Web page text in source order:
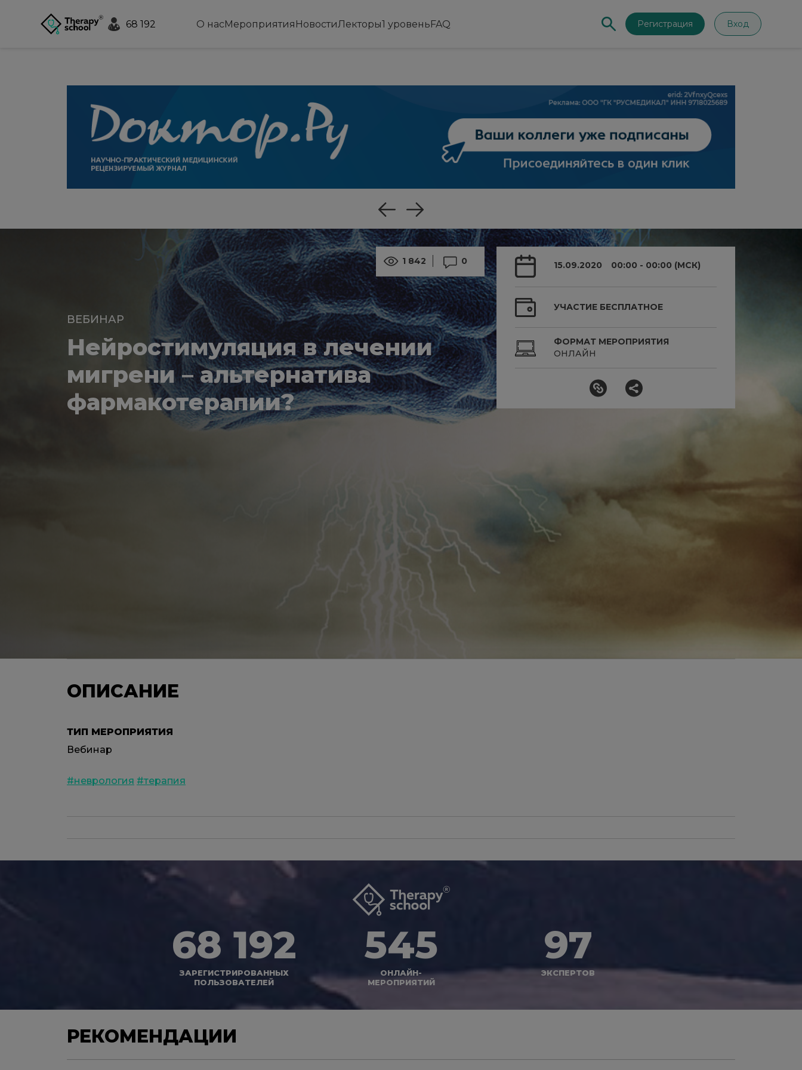
68 192 О насМероприятия НовостиЛекторы1 уровеньFAQ Регистрация Вход
1 842 0
ВЕБИНАР
Нейростимуляция в лечении
мигрени – альтернатива
фармакотерапии?
15.09.2020 00:00 - 00:00 (МСК)
УЧАСТИЕ БЕСПЛАТНОЕ
ФОРМАТ МЕРОПРИЯТИЯ
ОНЛАЙН
ОПИСАНИЕ
ТИП МЕРОПРИЯТИЯ
Вебинар
#неврология #терапия
68 192
ЗАРЕГИСТРИРОВАННЫХ
ПОЛЬЗОВАТЕЛЕЙ
545
ОНЛАЙН-
МЕРОПРИЯТИЙ
97
ЭКСПЕРТОВ
РЕКОМЕНДАЦИИ